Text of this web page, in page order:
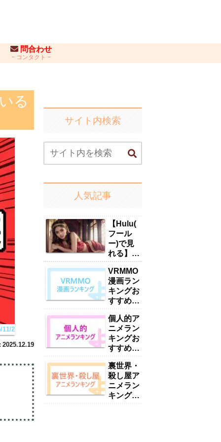
問合わせ
コンタクト
る
11/2
2025.12.19
サイト内検索
人気記事
【Hulu(
フール
ー)で見
れる】お
すすめい
やん・ハ
ーレムア
ニメラン
キング
15選
「2025
年最新」
VRMMO
漫画ラン
キングお
すすめ
「2025
年最新」
個人的ア
ニメラン
キングお
すすめ
【2025
年最新】
裏世界・
殺し屋ア
ニメラン
キングお